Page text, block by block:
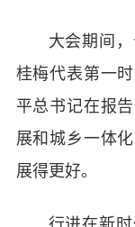
大会期间
桂梅代表第一
平总书记在报
展和城乡一体
展得更好。